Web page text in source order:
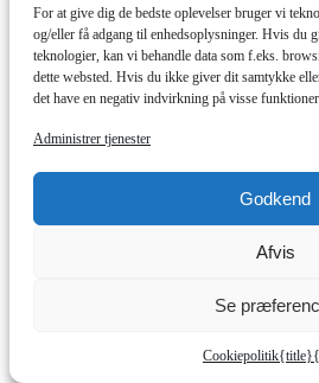
For at give dig de bedste oplevelser bruger vi
og/eller få adgang til enhedsoplysninger. Hvis du
teknologier, kan vi behandle data som f.eks.
dette websted. Hvis du ikke giver dit samtykke
det have en negativ indvirkning på visse funktioner
Administrer tjenester
Godkend
Afvis
Se
Cookiepolitik{title}
Nyheder
Dommere
Frivillige
Hvordan og Hjælpeguides